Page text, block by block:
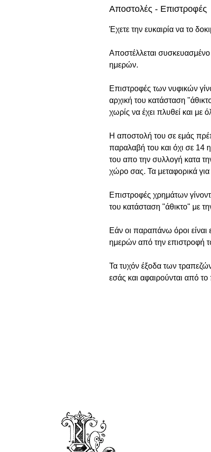
Αποστολές - Επιστροφές
Έχετε την ευκαιρία να το
Αποστέλλεται συσκευασμένο
ημερών.
Επιστροφές των νυφικών
αρχική του κατάσταση
χωρίς να έχει πλυθεί και με
Η αποστολή του σε εμάς
παραλαβή του και όχι σε 14
του απο την συλλογή κατα
χώρο σας. Τα μεταφορικά
Επιστροφές χρημάτων
του κατάσταση "άθικτο" με
Εάν οι παραπάνω όροι είναι
ημερών από την επιστροφή
Τα τυχόν έξοδα των
εσάς και αφαιρούνται από